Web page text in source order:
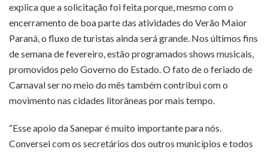
explica que a solicitação foi feita porque, mesmo com o
encerramento de boa parte das atividades do Verão Maior
Paraná, o fluxo de turistas ainda será grande. Nos últimos fins
de semana de fevereiro, estão programados shows musicais,
promovidos pelo Governo do Estado. O fato de o feriado de
Carnaval ser no meio do mês também contribui com o
movimento nas cidades litorâneas por mais tempo.
“Esse apoio da Sanepar é muito importante para nós.
Conversei com os secretários dos outros municípios e todos